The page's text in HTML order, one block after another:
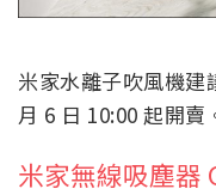
米家水離子吹風機建
月 6 日 10:00 起開賣
米家無線吸塵器